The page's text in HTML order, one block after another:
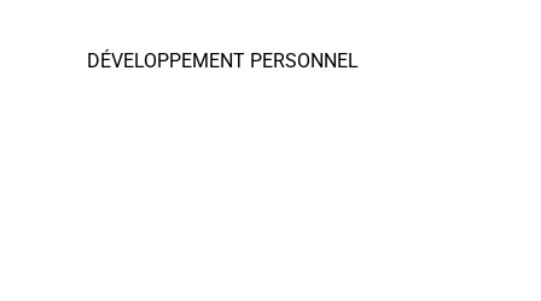
DÉVELOPPEMENT PERSONNEL